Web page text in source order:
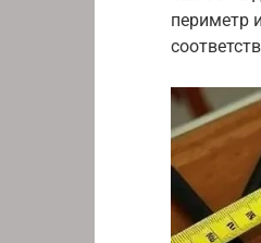
периметр